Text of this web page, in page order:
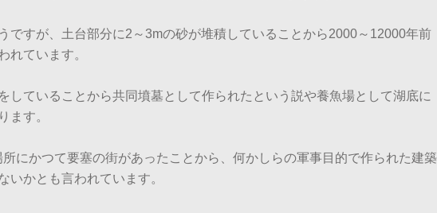
ですが、土台部分に2～3mの砂が堆積していることから2000～12000年前
れています。
していることから共同墳墓として作られたという説や養魚場として湖底に
ます。
にかつて要塞の街があったことから、何かしらの軍事目的で作られた建築
いかとも言われています。